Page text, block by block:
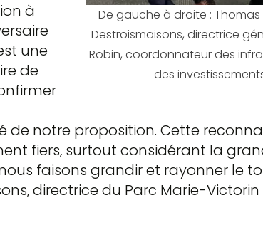
De gauche à droite :
Destroismaisons, directrice
Robin, coordonnateur des
des
à
une
de
de notre proposition. Cette
fiers, surtout considérant la
faisons grandir et rayonner le
directrice du Parc Marie-Victorin